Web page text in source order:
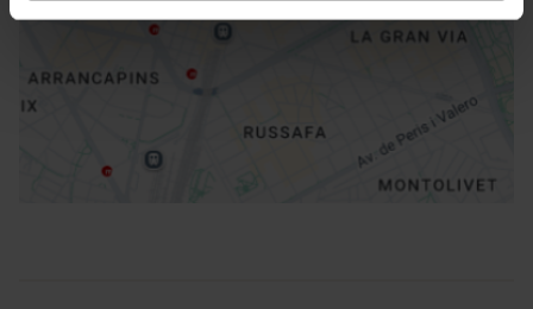
Routebeschrijving